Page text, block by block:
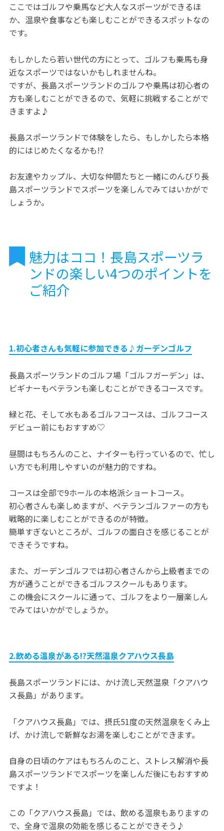
ここではゴルフや乗馬など大人なスポーツができるほ
か、温泉や食事なども楽しむことができるスポットなの
です。
もしかしたら若い世代の方にとって、ゴルフも乗馬も身
近なスポーツではないかもしれませんね。
ですが、長島スポーツランドのゴルフや乗馬は初心者の
方も楽しむことができるので、気軽に挑戦することがで
きますよ♪
長島スポーツランドで体験をしたら、もしかしたら本格
的にはじめたくなるかも!?
お友達やカップル、大切な仲間たちと一緒にのんびり長
島スポーツランドでスポーツを楽しんでみてはいかがで
しょうか。
魅力はココ！長島スポーツラ
ンドの楽しい4つのポイントを
ご紹介
1.初心者さんも気軽に参加できる♪ガーデンゴルフ
長島スポーツランドのゴルフ場「ゴルフガーデン」は、
ビギナーもベテランも楽しむことができるコースです。
緑と花、そして水もあるゴルフコースは、ゴルフコース
デビュー前にもおすすめ♡
昼間はもちろんのこと、ナイターも行っているので、忙し
い方でも利用しやすいのが魅力的ですね。
コースは全部で9ホールの本格派ショートコース。
初心者さんも楽しめますが、ベテランゴルファーの方も
戦略的に楽しむことができるのが特徴。
簡単すぎないところが、ゴルフの面白さを感じることが
できそうですね。
また、ガーデンゴルフでは初心者さんから上級者までの
方が通うことができるゴルフスクールもあります。
この機会にスクールに通って、ゴルフをより一層楽しん
でみてはいかがでしょうか。
2.飲める温泉がある!?天然温泉クアハウス長島
長島スポーツランドには、かけ流し天然温泉「クアハウ
ス長島」があります。
「クアハウス長島」では、摂氏51度の天然温泉をくみ上
げ、かけ流しで新鮮なお湯を楽しむことができます。
自身の日頃のケアはもちろんのこと、ストレス解消や長
島スポーツランドでスポーツを楽しんだ後にもおすすめ
ですよ！
この「クアハウス長島」では、飲める温泉もありますの
で、全身で温泉の効能を感じることができそう♪